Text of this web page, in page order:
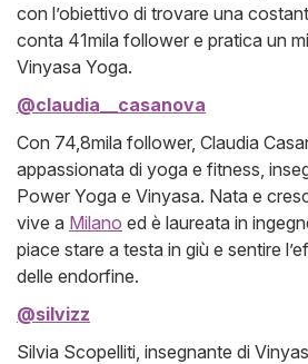
con l’obiettivo di trovare una
conta 41mila follower e pratica un
Vinyasa Yoga.
@claudia__casanova
Con 74,8mila follower, Claudia
appassionata di yoga e fitness,
Power Yoga e Vinyasa. Nata e
vive a Milano ed è laureata in
piace stare a testa in giù e sentire
delle endorfine.
@silvizz
Silvia Scopelliti, insegnante di